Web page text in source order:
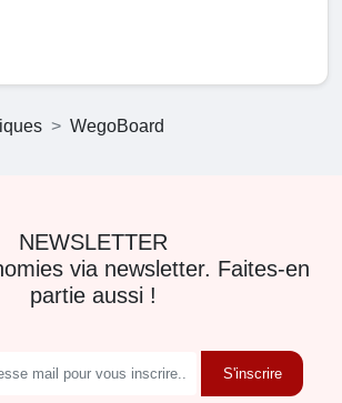
WegoBoard
NEWSLETTER
via newsletter. Faites-en
partie aussi !
S'inscrire